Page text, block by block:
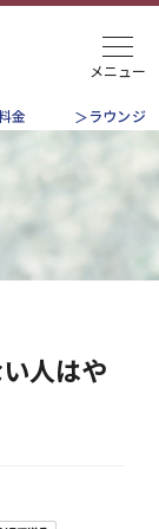
金 ラウンジ
人はや